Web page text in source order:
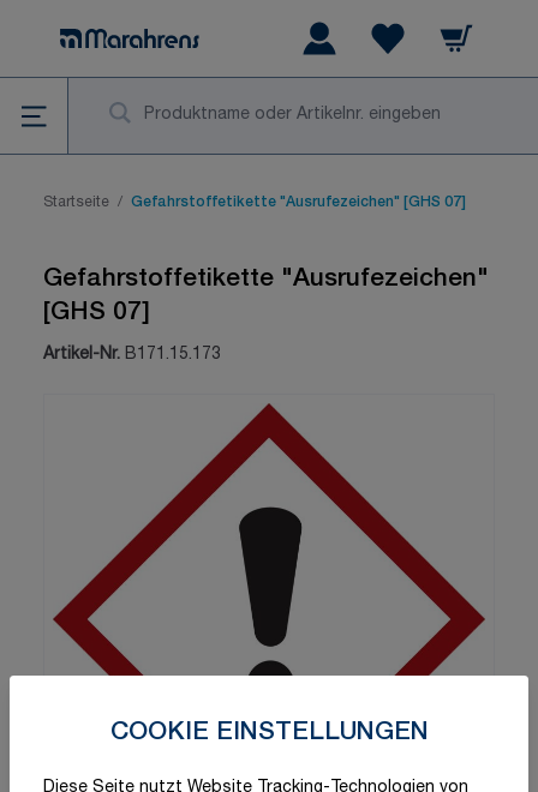
COOKIE EINSTELLUNGEN
Diese Seite nutzt Website Tracking-Technologien von
Warenkorb
Startseite / Gefahrstoffetikette "Ausrufezeichen" [GHS 07]
Gefahrstoffetikette "Ausrufezeichen"
[GHS 07]
Artikel-Nr. B171.15.173